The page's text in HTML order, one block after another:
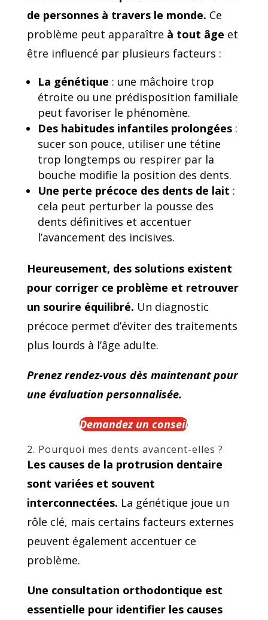
de personnes à travers le monde. Ce
problème peut apparaître à tout âge et
être influencé par plusieurs facteurs :
La génétique : une mâchoire trop
étroite ou une prédisposition familiale
peut favoriser le phénomène.
Des habitudes infantiles prolongées:
sucer son pouce, utiliser une tétine
trop longtemps ou respirer par la
bouche modifie la position des dents.
Une perte précoce des dents de lait :
cela peut perturber la pousse des
dents définitives et accentuer
l’avancement des incisives.
Heureusement, des solutions existent
pour corriger ce problème et retrouver
un sourire équilibré. Un diagnostic
précoce permet d’éviter des traitements
plus lourds à l’âge adulte.
Prenez rendez-vous dès maintenant pour
une évaluation personnalisée.
Demandez un conseil
2. Pourquoi mes dents avancent-elles ?
Les causes de la protrusion dentaire
sont variées et souvent
interconnectées. La génétique joue un
rôle clé, mais certains facteurs externes
peuvent également accentuer ce
problème.
Une consultation orthodontique est
essentielle pour identifier les causes